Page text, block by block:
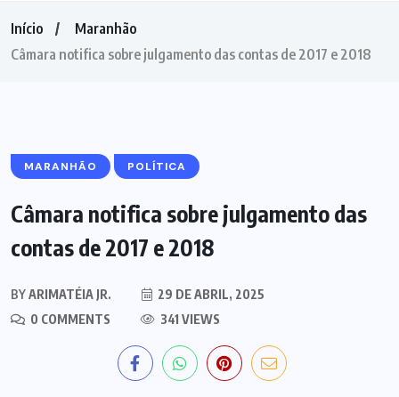
Início
Maranhão
Câmara notifica sobre julgamento das contas de 2017 e 2018
MARANHÃO POLÍTICA
Câmara notifica sobre julgamento das
contas de 2017 e 2018
BYARIMATÉIA JR.
29 DE ABRIL, 2025
0 COMMENTS
341 VIEWS